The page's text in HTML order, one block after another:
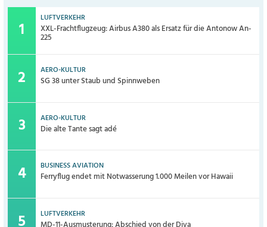
LUFTVERKEHR
XXL-Frachtflugzeug: Airbus A380 als Ersatz für die Antonow An-
225
AERO-KULTUR
SG 38 unter Staub und Spinnweben
AERO-KULTUR
Die alte Tante sagt adé
BUSINESS AVIATION
Ferryflug endet mit Notwasserung 1.000 Meilen vor Hawaii
LUFTVERKEHR